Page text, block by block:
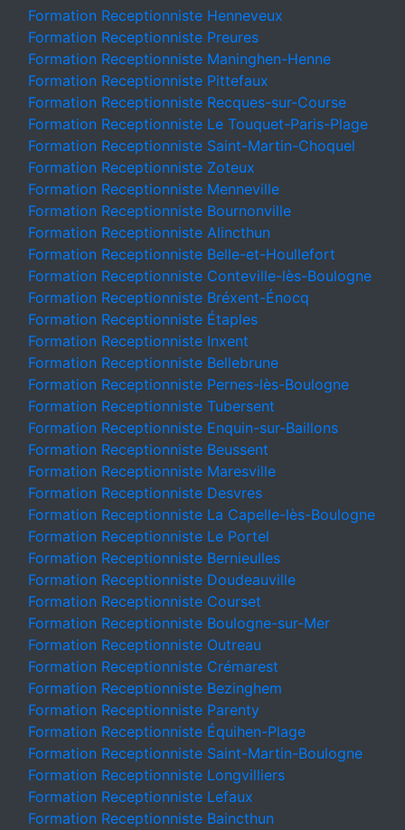
Formation Receptionniste Henneveux
Formation Receptionniste Preures
Formation Receptionniste Maninghen-Henne
Formation Receptionniste Pittefaux
Formation Receptionniste Recques-sur-Course
Formation Receptionniste Le Touquet-Paris-Plage
Formation Receptionniste Saint-Martin-Choquel
Formation Receptionniste Zoteux
Formation Receptionniste Menneville
Formation Receptionniste Bournonville
Formation Receptionniste Alincthun
Formation Receptionniste Belle-et-Houllefort
Formation Receptionniste Conteville-lès-Boulogne
Formation Receptionniste Bréxent-Énocq
Formation Receptionniste Étaples
Formation Receptionniste Inxent
Formation Receptionniste Bellebrune
Formation Receptionniste Pernes-lès-Boulogne
Formation Receptionniste Tubersent
Formation Receptionniste Enquin-sur-Baillons
Formation Receptionniste Beussent
Formation Receptionniste Maresville
Formation Receptionniste Desvres
Formation Receptionniste La Capelle-lès-Boulogne
Formation Receptionniste Le Portel
Formation Receptionniste Bernieulles
Formation Receptionniste Doudeauville
Formation Receptionniste Courset
Formation Receptionniste Boulogne-sur-Mer
Formation Receptionniste Outreau
Formation Receptionniste Crémarest
Formation Receptionniste Bezinghem
Formation Receptionniste Parenty
Formation Receptionniste Équihen-Plage
Formation Receptionniste Saint-Martin-Boulogne
Formation Receptionniste Longvilliers
Formation Receptionniste Lefaux
Formation Receptionniste Baincthun